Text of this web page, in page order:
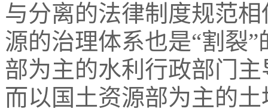
与分离的法律制度规范
源的治理体系也是“割裂”
部为主的水利行政部门
而以国土资源部为主的